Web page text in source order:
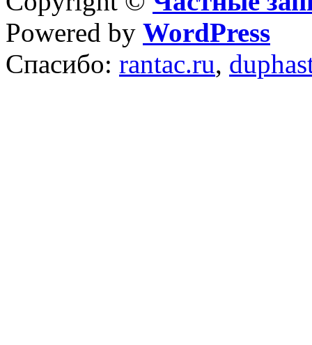
Powered by WordPress
Спасибо: rantac.ru,